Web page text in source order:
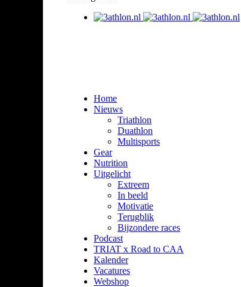
Home
Nieuws
Triathlon
Duathlon
Multisports
Gear
Nutrition
Uitgelicht
Extreem
In beeld
Motivatie
Terugblik
Bijzondere races
Podcast
TRIAT x Road to CAA
Kalender
Vacatures
Webshop